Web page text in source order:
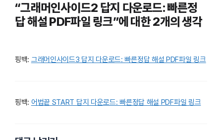
“그래머인사이드2 답지 다운로드: 빠른정
답 해설 PDF파일 링크”에 대한 2개의 생각
핑백: 그래머인사이드3 답지 다운로드: 빠른정답 해설 PDF파일 링크
핑백: 어법끝 START 답지 다운로드: 빠른정답 해설 PDF파일 링크